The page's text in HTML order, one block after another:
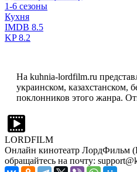
1-6 сезоны
Кухня
IMDB 8.5
KP8.2
На kuhnia-lordfilm.ru
украинском, казахстанском,
поклонников этого жанра.
LORDFILM
Онлайн кинотеатр ЛордФильм
обращайтесь на почту: